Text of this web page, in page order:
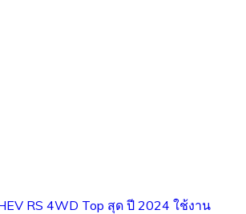
RS 4WD Top สุด ปี 2024 ใช้งาน